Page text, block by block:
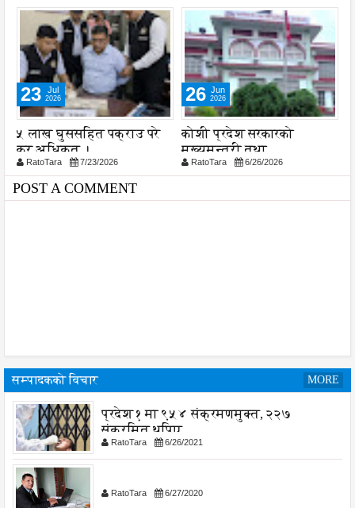
23 Jul
2026
५ लाख घुससहित पक्राउ परे
कर अधिकृत ।
RatoTara 7/23/2026
26 Jun
2026
कोशी प्रदेश सरकारको
मुख्यमन्त्री तथा
मन्त्रिपरिषद्को कार्यालयमा
...?
RatoTara 6/26/2026
POST A COMMENT
सम्पादकको विचार MORE
प्रदेश १ मा ९५४ संक्रमणमुक्त, २२७
संक्रमित थपिए
RatoTara 6/26/2021
RatoTara 6/27/2020